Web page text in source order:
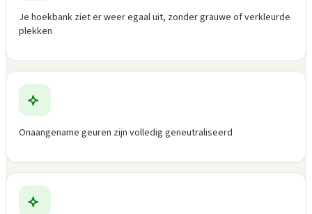
Je hoekbank ziet er weer egaal uit, zonder grauwe of verkleurde
plekken
Onaangename geuren zijn volledig geneutraliseerd